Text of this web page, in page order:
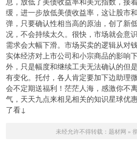
缓，进一步放低美债收益率，这让股市
弹，只要确认性相当高的原油，创了新
况，不会持续太久。很快，市场就会意
需求会大幅下滑。市场买卖的逻辑从对
实体经济对上市公司和小宗商品的影响
外，只是幅度和继续工夫无法确认的但
有变化。托付，各人肯定要加下边助理
会不定期送福利！茫茫人海，感激你不
气，天天九点来相见相关的知识星球优
了看↓
未经允许不得转载： 题材网 »